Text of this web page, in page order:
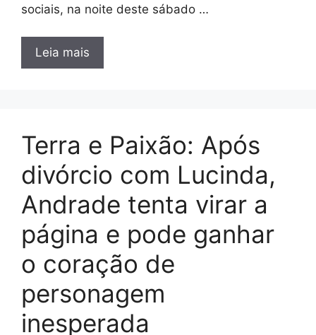
sociais, na noite deste sábado …
Leia mais
Terra e Paixão: Após
divórcio com Lucinda,
Andrade tenta virar a
página e pode ganhar
o coração de
personagem
inesperada